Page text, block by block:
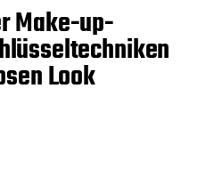
Make-up-
Look